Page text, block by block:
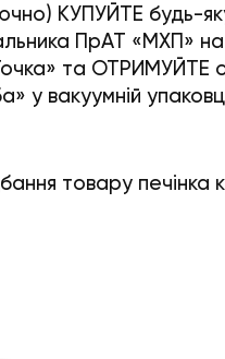
КУПУЙТЕ будь-
ПрАТ «МХП»
та ОТРИМУЙТЕ
у вакуумній
товару печінка